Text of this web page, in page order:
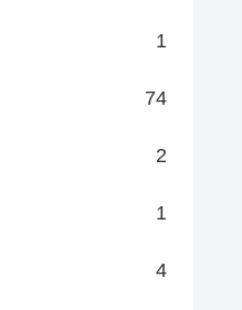
1
74
2
1
4